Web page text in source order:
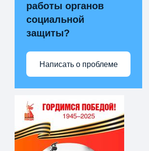
работы органов
социальной
защиты?
Написать о проблеме